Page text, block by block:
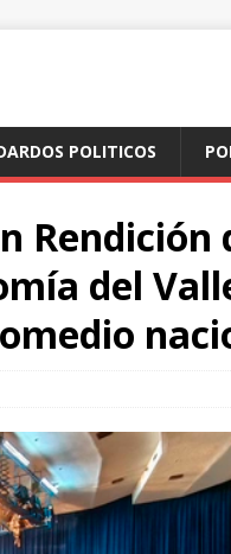
POLITICOS
Rendición
del